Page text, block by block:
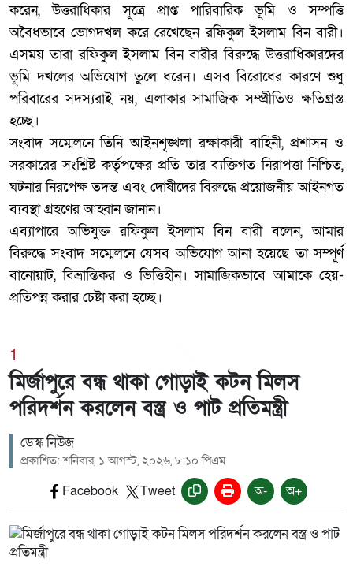
করেন, উত্তরাধিকার সূত্রে প্রাপ্ত পারিবারিক ভূমি ও সম্পত্তি
অবৈধভাবে ভোগদখল করে রেখেছেন রফিকুল ইসলাম বিন বারী।
এসময় তারা রফিকুল ইসলাম বিন বারীর বিরুদ্ধে উত্তরাধিকারদের
ভূমি দখলের অভিযোগ তুলে ধরেন। এসব বিরোধের কারণে শুধু
পরিবারের সদস্যরাই নয়, এলাকার সামাজিক সম্প্রীতিও ক্ষতিগ্রস্ত
হচ্ছে।
‎সংবাদ সম্মেলনে তিনি আইনশৃঙ্খলা রক্ষাকারী বাহিনী, প্রশাসন ও
সরকারের সংশ্লিষ্ট কর্তৃপক্ষের প্রতি তার ব্যক্তিগত নিরাপত্তা নিশ্চিত,
ঘটনার নিরপেক্ষ তদন্ত এবং দোষীদের বিরুদ্ধে প্রয়োজনীয় আইনগত
ব্যবস্থা গ্রহণের আহ্বান জানান।
‎এব্যাপারে অভিযুক্ত রফিকুল ইসলাম বিন বারী বলেন, আমার
বিরুদ্ধে সংবাদ সম্মেলনে যেসব অভিযোগ আনা হয়েছে তা সম্পূর্ণ
বানোয়াট, বিভ্রান্তিকর ও ভিত্তিহীন। সামাজিকভাবে আমাকে হেয়-
প্রতিপন্ন করার চেষ্টা করা হচ্ছে।
1
মির্জাপুরে বন্ধ থাকা গোড়াই কটন মিলস
পরিদর্শন করলেন বস্ত্র ও পাট প্রতিমন্ত্রী
ডেস্ক নিউজ
প্রকাশিত: শনিবার, ১ আগস্ট, ২০২৬, ৮:১০ পিএম
Facebook Tweet অ- অ+